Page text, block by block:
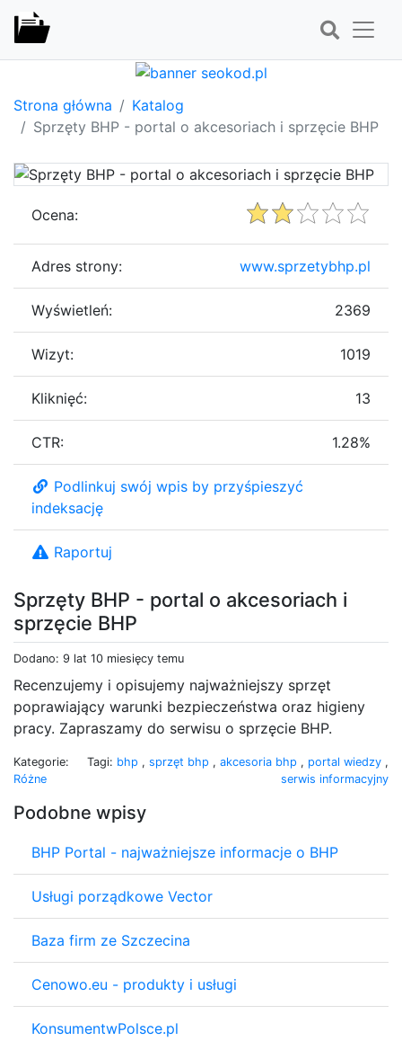
Strona główna
Katalog
Sprzęty BHP - portal o akcesoriach i sprzęcie BHP
Sprzęty BHP - portal o akcesoriach i
sprzęcie BHP
Dodano: 9 lat 10 miesięcy temu
Recenzujemy i opisujemy najważniejszy sprzęt
poprawiający warunki bezpieczeństwa oraz higieny
pracy. Zapraszamy do serwisu o sprzęcie BHP.
Kategorie:
Różne
Tagi: bhp , sprzęt bhp , akcesoria bhp , portal wiedzy ,
serwis informacyjny
Podobne wpisy
BHP Portal - najważniejsze informacje o BHP
Usługi porządkowe Vector
Baza firm ze Szczecina
Cenowo.eu - produkty i usługi
KonsumentwPolsce.pl
Ocena:
Adres strony: www.sprzetybhp.pl
Wyświetleń: 2369
Wizyt: 1019
Kliknięć: 13
CTR: 1.28%
Podlinkuj swój wpis by przyśpieszyć
indeksację
Raportuj